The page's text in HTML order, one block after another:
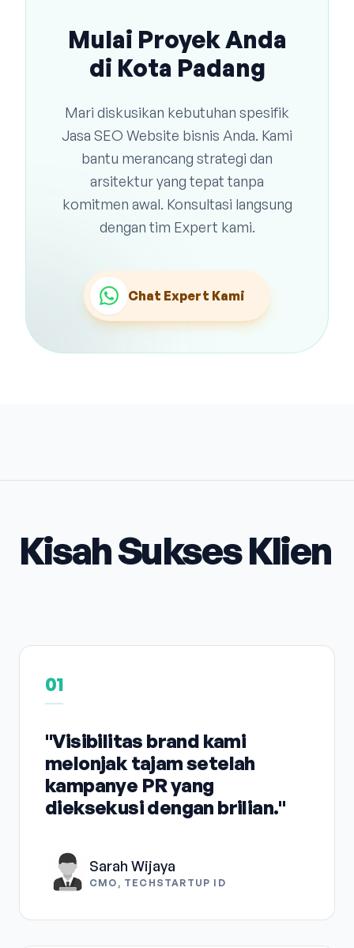
Mulai Proyek Anda
di Kota Padang
Mari diskusikan kebutuhan spesifik
Jasa SEO Website bisnis Anda. Kami
bantu merancang strategi dan
arsitektur yang tepat tanpa
komitmen awal. Konsultasi langsung
dengan tim Expert kami.
Chat Expert Kami
Kisah Sukses Klien
01
"Visibilitas brand kami
melonjak tajam setelah
kampanye PR yang
dieksekusi dengan brilian."
Sarah Wijaya
CMO, TECHSTARTUP ID